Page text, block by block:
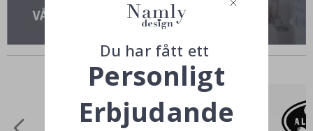
Andra köpte också
Du har fått ett
Personligt
Erbjudande